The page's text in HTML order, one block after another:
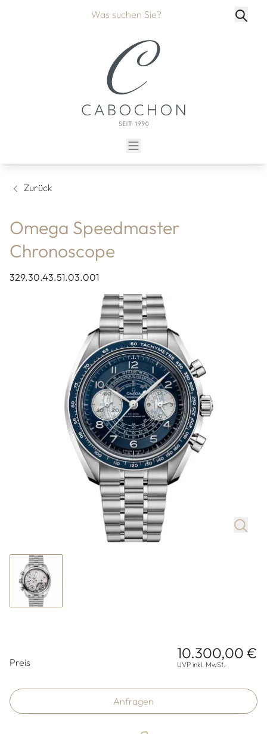
Zurück
Omega Speedmaster
Chronoscope
329.30.43.51.03.001
Preis
10.300,00 €
UVP inkl. MwSt.
Anfragen